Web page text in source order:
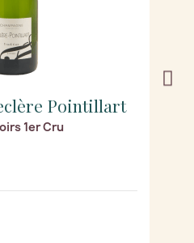
Pointillart
1er Cru